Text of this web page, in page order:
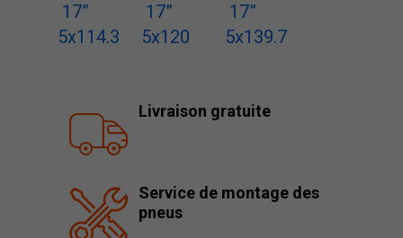
17”
5x114.3
17”
5x120
17”
5x139.7
Livraison gratuite
Service de montage des
pneus